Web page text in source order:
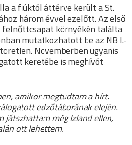
a fiúktól áttérve került a St.
három évvel ezelőtt. Az első
felnőttcsapat környékén találta
mutatkozhatott be az NB I.-
Novemberben ugyanis
keretébe is meghívót
amikor megtudtam a hírt.
edzőtáborának elején.
játszhattam még Izland ellen,
ott lehettem.